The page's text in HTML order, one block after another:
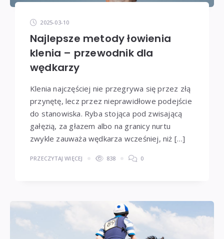
2025-03-10
Najlepsze metody łowienia
klenia – przewodnik dla
wędkarzy
Klenia najczęściej nie przegrywa się przez złą
przynętę, lecz przez nieprawidłowe podejście
do stanowiska. Ryba stojąca pod zwisającą
gałęzią, za głazem albo na granicy nurtu
zwykle zauważa wędkarza wcześniej, niż […]
PRZECZYTAJ WIĘCEJ 838 0